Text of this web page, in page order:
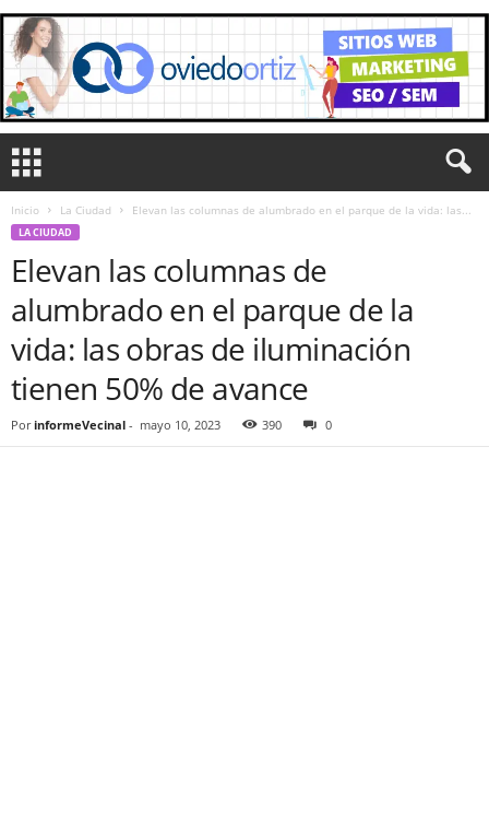
Inicio La Ciudad Elevan las columnas de alumbrado en el parque de la vida: las...
LA CIUDAD
Elevan las columnas de
alumbrado en el parque de la
vida: las obras de iluminación
tienen 50% de avance
Por informeVecinal - mayo 10, 2023 390 0